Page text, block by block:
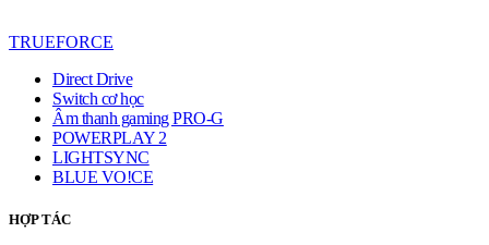
TRUEFORCE
Direct Drive
Switch cơ học
Âm thanh gaming PRO-G
POWERPLAY 2
LIGHTSYNC
BLUE VO!CE
HỢP TÁC